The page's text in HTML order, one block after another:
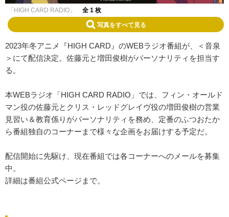
「HIGH CARD RADIO」 全 1 枚
写真をすべて見る
2023年冬アニメ『HIGH CARD』のWEBラジオ番組が、＜音泉
＞にて配信決定。佐藤元と増田俊樹がパーソナリティを担当す
る。
本WEBラジオ「HIGH CARD RADIO」では、フィン・オールド
マン役の佐藤元とクリス・レッドグレイヴ役の増田俊樹の営業
見習い＆教育係りがパーソナリティを務め、定番のふつおたか
ら番組独自のコーナーまで様々な企画をお届けする予定だ。
配信開始に先駆け、現在番組では各コーナーへのメールを募集
中。
詳細は番組公式ページまで。